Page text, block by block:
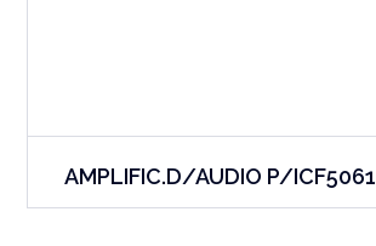
AMPLIFIC.D/AUDIO P/ICF5061